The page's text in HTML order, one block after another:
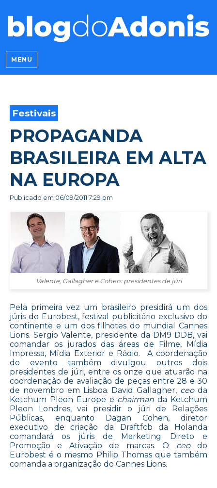
Blog do Adonis
MENU
Festivais
PROPAGANDA
BRASILEIRA EM ALTA
NA EUROPA
Publicado em 06/09/2011 7:29 pm
Valente, Gallagher e Cohen: presidentes de júri
Pela primeira vez um brasileiro presidirá um dos
júris do Eurobest, festival publicitário exclusivo do
continente e um dos filhotes do mundial Cannes
Lions. Sergio Valente, presidente da DM9 DDB, vai
comandar os jurados das áreas de Filme, Mídia
Impressa, Mídia Exterior e Rádio. A coordenação
do evento também divulgou outros dois
presidentes de júri, entre os onze que atuarão na
coordenação de avaliação de peças entre 28 e 30
de novembro em Lisboa. David Gallagher, ceoda
Ketchum Pleon Europe e chairman da Ketchum
Pleon Londres, vai presidir o júri de Relações
Públicas, enquanto Dagan Cohen, diretor
executivo de criação da Draftfcb da Holanda
comandará os júris de Marketing Direto e
Promoção e Ativação de marcas. O ceodo
Eurobest é o mesmo Philip Thomas que também
comanda a organização do Cannes Lions.